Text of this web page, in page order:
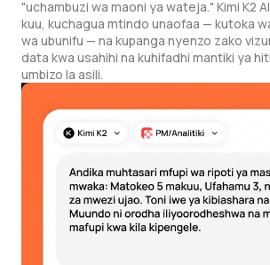
"uchambuzi wa maoni ya wateja." Kimi K2
kuu, kuchagua mtindo unaofaa — kutoka
wa ubunifu — na kupanga nyenzo zako
data kwa usahihi na kuhifadhi mantiki ya
umbizo la asili.